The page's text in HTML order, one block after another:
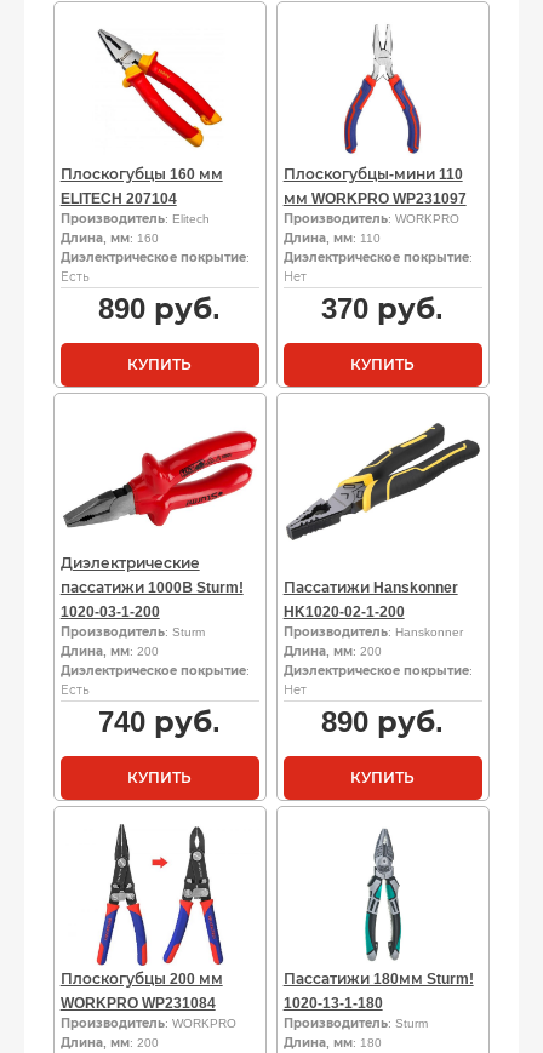
Плоскогубцы 160 мм
ELITECH 207104
Производитель: Elitech
Длина, мм: 160
Диэлектрическое покрытие:
Есть
890 руб.
КУПИТЬ
Плоскогубцы-мини 110
мм WORKPRO WP231097
Производитель: WORKPRO
Длина, мм: 110
Диэлектрическое покрытие:
Нет
370 руб.
КУПИТЬ
Диэлектрические
пассатижи 1000В Sturm!
1020-03-1-200
Производитель: Sturm
Длина, мм: 200
Диэлектрическое покрытие:
Есть
740 руб.
КУПИТЬ
Пассатижи Hanskonner
HK1020-02-1-200
Производитель: Hanskonner
Длина, мм: 200
Диэлектрическое покрытие:
Нет
890 руб.
КУПИТЬ
Плоскогубцы 200 мм
WORKPRO WP231084
Производитель: WORKPRO
Длина, мм: 200
Пассатижи 180мм Sturm!
1020-13-1-180
Производитель: Sturm
Длина, мм: 180